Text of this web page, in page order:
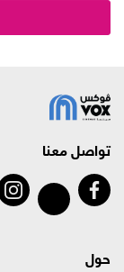
تواصل معنا
حول